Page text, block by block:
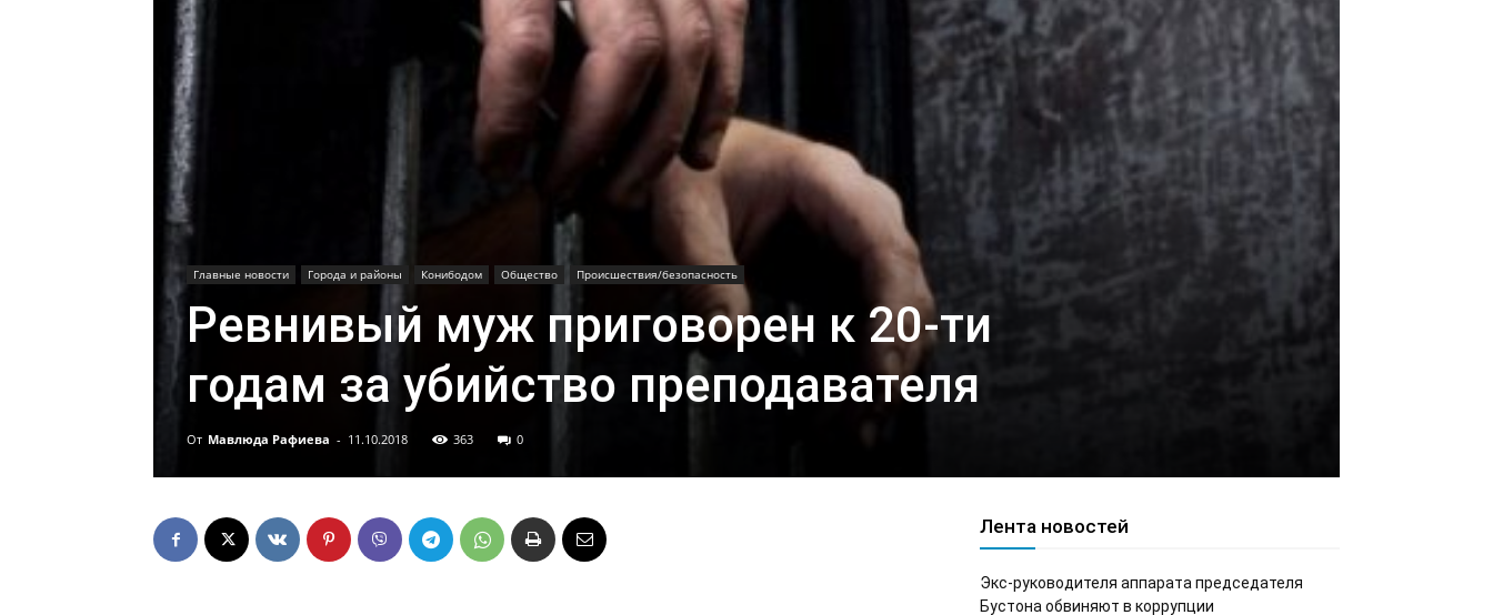
Главные новости Города и районы Конибодом Общество Происшествия/безопасность
Ревнивый муж приговорен к 20-ти
годам за убийство преподавателя
От Мавлюда Рафиева - 11.10.2018 363 0
Лента новостей
Экс-руководителя аппарата председателя
Бустона обвиняют в коррупции